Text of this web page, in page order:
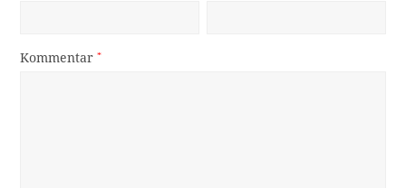
Kommentar*